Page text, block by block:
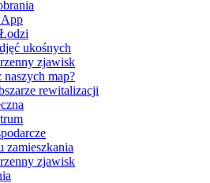
ukośnych
zjawisk
naszych map?
rewitalizacji
zamieszkania
zjawisk